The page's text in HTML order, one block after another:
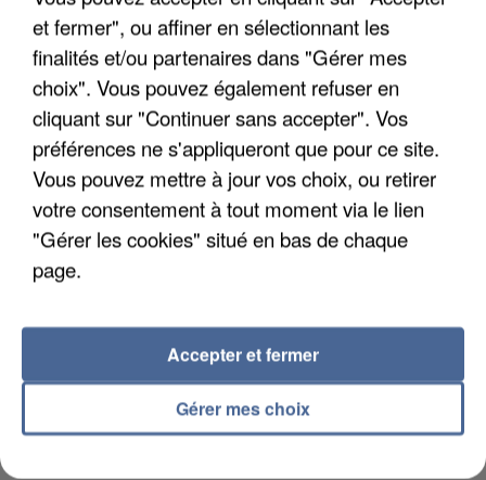
L’UN DES FONDATEURS SUPPOSÉS DE LA DZ
MAFIA INTERPELLÉ EN ALGÉRIE
et fermer", ou affiner en sélectionnant les
finalités et/ou partenaires dans "Gérer mes
choix". Vous pouvez également refuser en
cliquant sur "Continuer sans accepter". Vos
préférences ne s'appliqueront que pour ce site.
Vous pouvez mettre à jour vos choix, ou retirer
votre consentement à tout moment via le lien
"Gérer les cookies" situé en bas de chaque
page.
Gérer mes choix
Accepter et fermer